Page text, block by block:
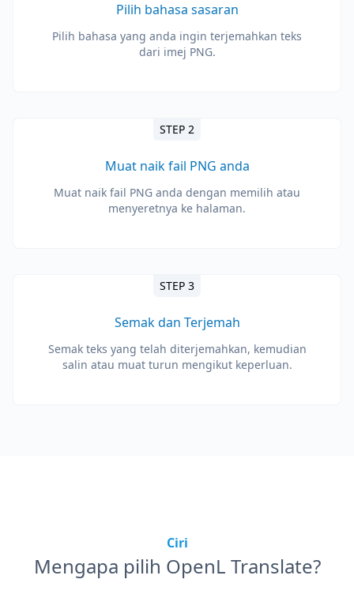
Pilih bahasa sasaran
Pilih bahasa yang anda ingin terjemahkan teks
dari imej PNG.
STEP 2
Muat naik fail PNG anda
Muat naik fail PNG anda dengan memilih atau
menyeretnya ke halaman.
STEP 3
Semak dan Terjemah
Semak teks yang telah diterjemahkan, kemudian
salin atau muat turun mengikut keperluan.
Ciri
Mengapa pilih OpenL Translate?